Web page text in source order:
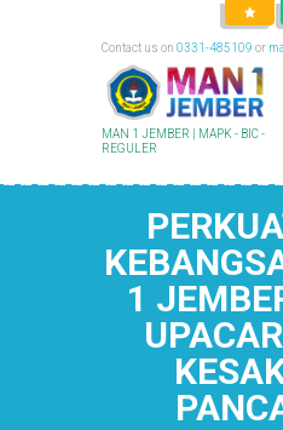
Contact us on 0331-485109 or
MAN 1 JEMBER | MAPK - BIC -
REGULER
1